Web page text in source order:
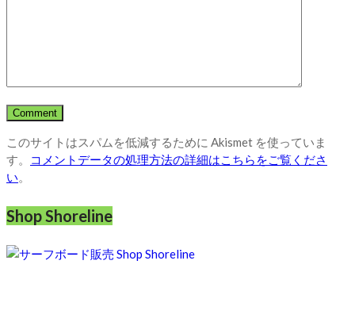
このサイトはスパムを低減するために Akismet を使っていま
す。
コメントデータの処理方法の詳細はこちらをご覧くださ
い。
Shop Shoreline